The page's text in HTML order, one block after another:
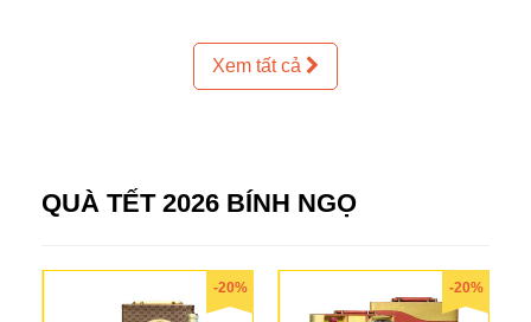
Xem tất cả
QUÀ TẾT 2026 BÍNH NGỌ
-20% -20%